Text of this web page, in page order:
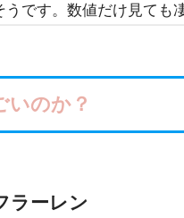
うです。数値だけ見ても
いのか？
ラーレン